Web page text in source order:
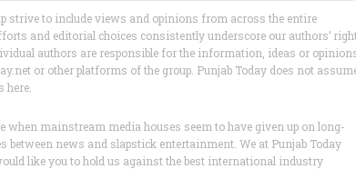
strive to include views and opinions from across the entire
and editorial choices consistently underscore our authors’
authors are responsible for the information, ideas or
or other platforms of the group. Punjab Today does not
mainstream media houses seem to have given up on long-
news and slapstick entertainment. We at Punjab Today
like you to hold us against the best international industry